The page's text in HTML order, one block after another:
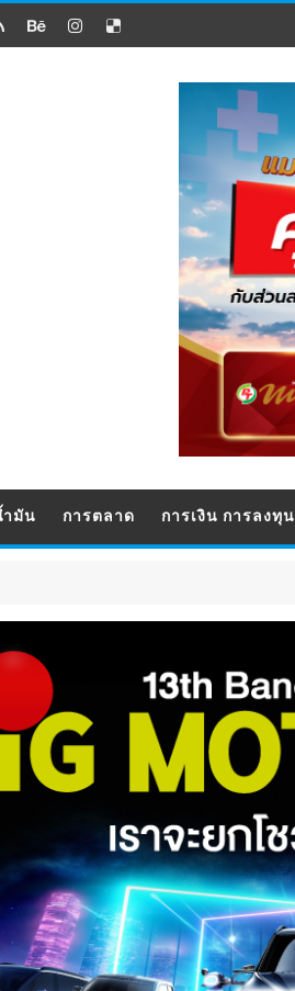
ำมัน การตลาด การเงิน การลงทุน